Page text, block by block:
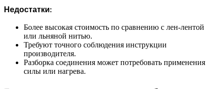
Недостатки:
Более высокая стоимость по сравнению с лен-лентой
или льняной нитью.
Требуют точного соблюдения инструкции
производителя.
Разборка соединения может потребовать применения
силы или нагрева.